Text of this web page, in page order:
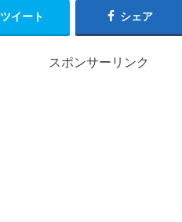
ツイート シェア
スポンサーリンク